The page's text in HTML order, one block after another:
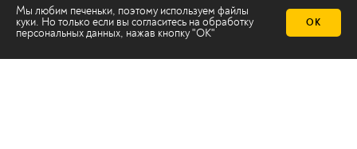
Мы любим печеньки, поэтому используем файлы
куки. Но только если вы согласитесь на обработку
персональных данных, нажав кнопку "ОК"
ОК